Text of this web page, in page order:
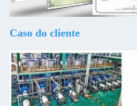
Caso do cliente